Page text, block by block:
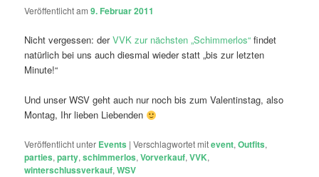
Veröffentlicht am9. Februar 2011
Nicht vergessen: derVVK zur nächsten „Schimmerlos“ findet
natürlich bei uns auch diesmal wieder statt „bis zur letzten
Minute!“
Und unser WSV geht auch nur noch bis zum Valentinstag, also
Montag, Ihr lieben Liebenden
Veröffentlicht unter Events |Verschlagwortet mitevent,Outfits,
parties,party,schimmerlos,Vorverkauf,VVK,
winterschlussverkauf,WSV